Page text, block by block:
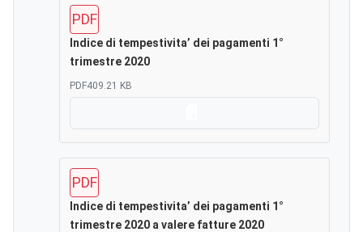
PDF
Indice di tempestivita’ dei pagamenti 1°
trimestre 2020
PDF409.21 KB
PDF
Indice di tempestivita’ dei pagamenti 1°
trimestre 2020 a valere fatture 2020